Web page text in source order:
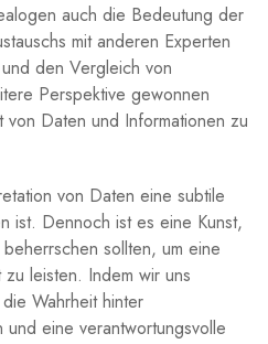
auch die Bedeutung der
mit anderen Experten
den Vergleich von
Perspektive gewonnen
Daten und Informationen zu
von Daten eine subtile
ist. Dennoch ist es eine Kunst,
sollten, um eine
leisten. Indem wir uns
Wahrheit hinter
eine verantwortungsvolle